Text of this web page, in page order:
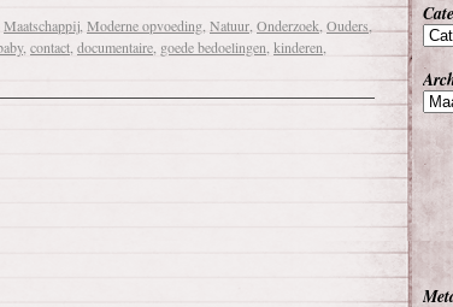
Maatschappij Moderne opvoeding Natuur Onderzoek Ouders
, contact documentaire goede bedoelingen kinderen